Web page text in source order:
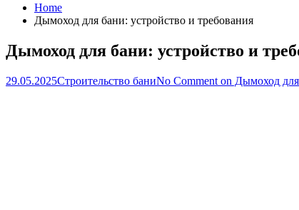
Home
Дымоход для бани: устройство и требования
Дымоход для бани: устройство и
29.05.2025Строительство баниNo Comment on Дымоход для